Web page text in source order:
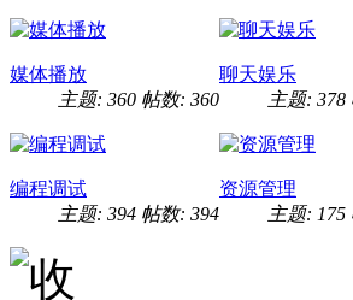
媒体播放
主题: 360 帖数: 360
聊天娱乐
主题: 378
编程调试
主题: 394 帖数: 394
资源管理
主题: 175